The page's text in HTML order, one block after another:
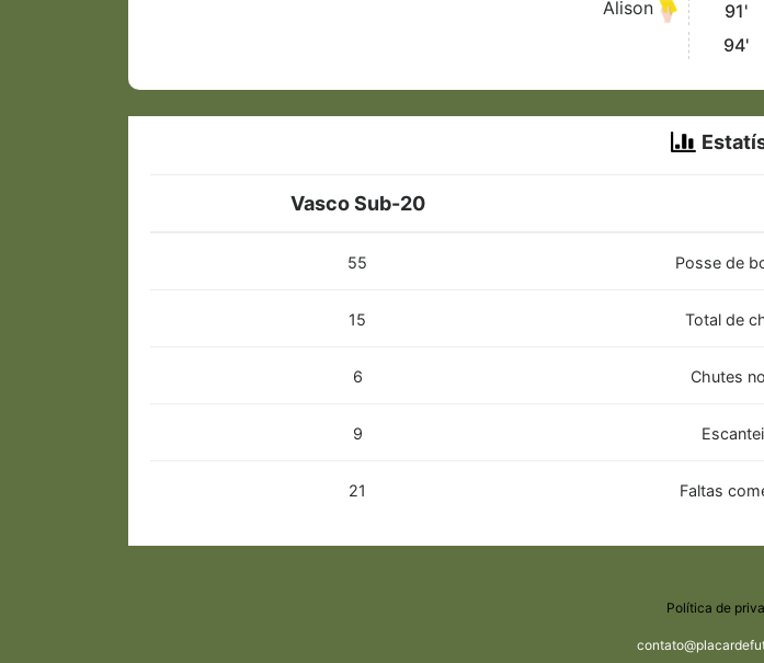
Alison
91'
94'
Vasco Sub-20
55 Posse de
15 Total de
6 Chutes
9
21 Faltas
Política de